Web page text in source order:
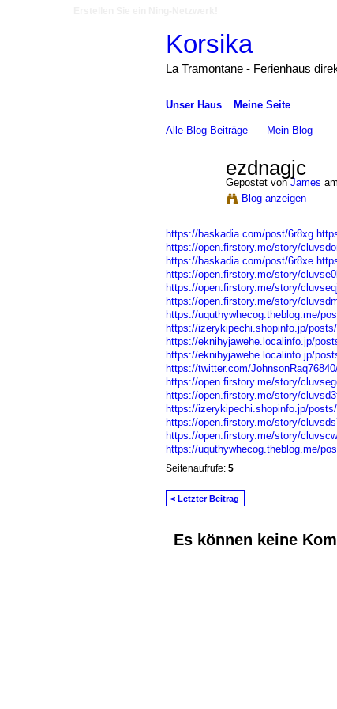
Korsika
La Tramontane - Ferienhaus
Unser Haus Meine Seite
Alle Blog-Beiträge Mein Blog
ezdnagjc
Gepostet vonJames
Blog anzeigen
https://baskadia.com/post/6r8xg
https://open.firstory.me/story/
https://baskadia.com/post/6r8xe
https://open.firstory.me/story/
https://open.firstory.me/story/
https://open.firstory.me/story/
https://uquthywhecog.theblog.me/
https://izerykipechi.shopinfo.jp/
https://eknihyjawehe.localinfo.jp/
https://eknihyjawehe.localinfo.jp/
https://twitter.com/
https://open.firstory.me/story/
https://open.firstory.me/story/
https://izerykipechi.shopinfo.jp/
https://open.firstory.me/story/
https://open.firstory.me/story/
https://uquthywhecog.theblog.me/
Seitenaufrufe: 5
< Letzter Beitrag
Es können keine